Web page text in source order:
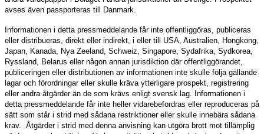
avses även passporteras till Danmark.
Informationen i detta pressmeddelande får inte offentliggöras, publiceras
eller distribueras, direkt eller indirekt, i eller till USA, Australien, Hongkong,
Japan, Kanada, Nya Zeeland, Schweiz, Singapore, Sydafrika, Sydkorea,
Ryssland, Belarus eller någon annan jurisdiktion där offentliggörandet,
publiceringen eller distributionen av informationen inte skulle följa gällande
lagar och förordningar eller skulle kräva ytterligare prospekt, registrering
eller andra åtgärder än de som krävs enligt svensk lag. Informationen i
detta pressmeddelande får inte heller vidarebefordras eller reproduceras på
sätt som står i strid med sådana restriktioner eller skulle innebära sådana
krav. Åtgärder i strid med denna anvisning kan utgöra brott mot tillämplig